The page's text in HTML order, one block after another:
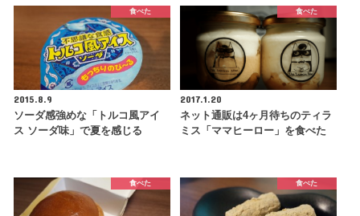
食べた
2015.8.9
ソーダ感強めな「トルコ風アイ
ス ソーダ味」で夏を感じる
食べた
2017.1.20
ネット通販は4ヶ月待ちのティラ
ミス「ママヒーロー」を食べた
食べた 食べた